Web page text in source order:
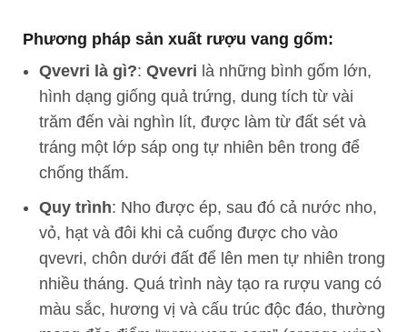
Phương pháp sản xuất rượu vang gốm:
Qvevri là gì?:Qvevri là những bình gốm lớn,
hình dạng giống quả trứng, dung tích từ vài
trăm đến vài nghìn lít, được làm từ đất sét và
tráng một lớp sáp ong tự nhiên bên trong để
chống thấm.
Quy trình: Nho được ép, sau đó cả nước nho,
vỏ, hạt và đôi khi cả cuống được cho vào
qvevri, chôn dưới đất để lên men tự nhiên trong
nhiều tháng. Quá trình này tạo ra rượu vang có
màu sắc, hương vị và cấu trúc độc đáo, thường